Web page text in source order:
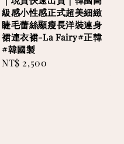
級感小性感正式超美細緻
睫毛蕾絲顯瘦長洋裝連身
裙連衣裙-La Fairy#正韓
#韓國製
Regular
NT$ 2,500